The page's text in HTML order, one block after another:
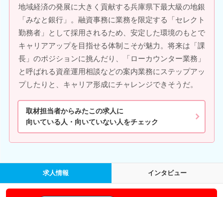
地域経済の発展に大きく貢献する兵庫県下最大級の地銀
「みなと銀行」。融資事務に業務を限定する「セレクト
勤務者」として採用されるため、安定した環境のもとで
キャリアアップを目指せる体制こそが魅力。将来は「課
長」のポジションに挑んだり、「ローカウンター業務」
と呼ばれる資産運用相談などの案内業務にステップアッ
プしたりと、キャリア形成にチャレンジできそうだ。
取材担当者からみたこの求人に
向いている人・向いていない人をチェック
求人情報 インタビュー